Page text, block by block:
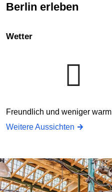
Berlin erleben
Wetter
Freundlich und weniger warm
Weitere Aussichten